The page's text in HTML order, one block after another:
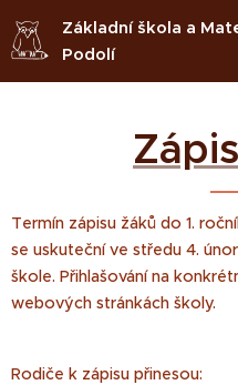
Základní škola a
Podolí
Termín zápisu žáků do 1.
se uskuteční ve středu 4.
škole. Přihlašování na
webových stránkách školy.
Rodiče k zápisu přinesou: